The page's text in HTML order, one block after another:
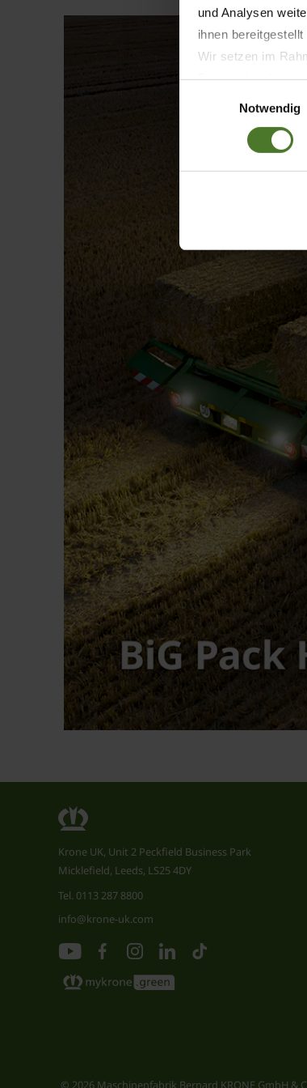
und Analysen
ihnen
Wir setzen im
Impressum
Notwendig
Krone UK, Unit 2 Peckfield Business Park
Micklefield, Leeds, LS25 4DY
Tel. 0113 287 8800
info@krone-uk.com
© 2026 Maschinenfabrik Bernard KRONE GmbH &